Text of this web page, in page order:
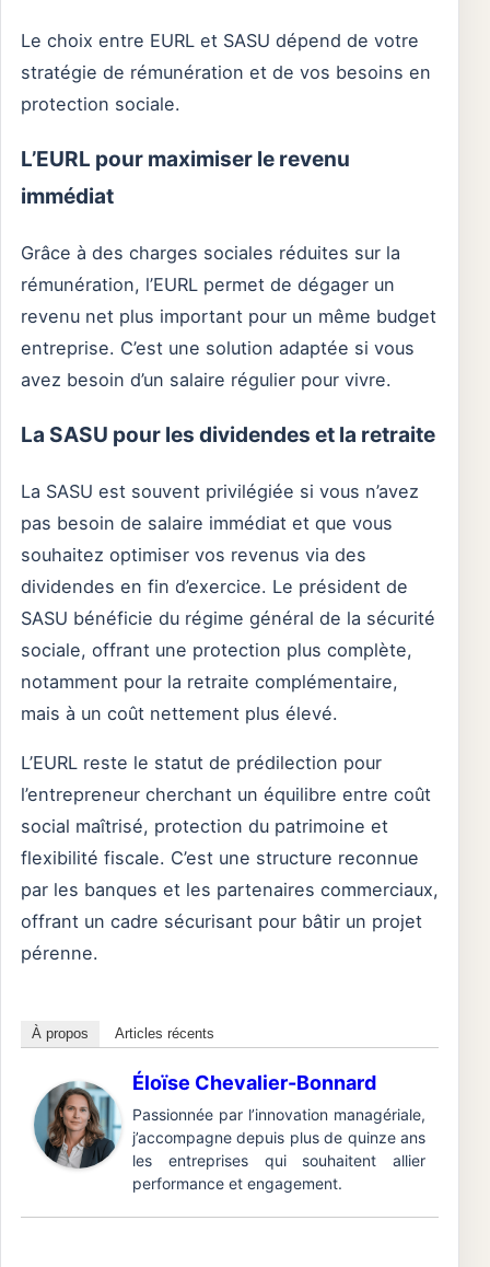
Le choix entre EURL et SASU dépend de votre
stratégie de rémunération et de vos besoins en
protection sociale.
L’EURL pour maximiser le revenu
immédiat
Grâce à des charges sociales réduites sur la
rémunération, l’EURL permet de dégager un
revenu net plus important pour un même budget
entreprise. C’est une solution adaptée si vous
avez besoin d’un salaire régulier pour vivre.
La SASU pour les dividendes et la retraite
La SASU est souvent privilégiée si vous n’avez
pas besoin de salaire immédiat et que vous
souhaitez optimiser vos revenus via des
dividendes en fin d’exercice. Le président de
SASU bénéficie du régime général de la sécurité
sociale, offrant une protection plus complète,
notamment pour la retraite complémentaire,
mais à un coût nettement plus élevé.
L’EURL reste le statut de prédilection pour
l’entrepreneur cherchant un équilibre entre coût
social maîtrisé, protection du patrimoine et
flexibilité fiscale. C’est une structure reconnue
par les banques et les partenaires commerciaux,
offrant un cadre sécurisant pour bâtir un projet
pérenne.
À propos Articles récents
Éloïse Chevalier-Bonnard
Passionnée par l’innovation managériale,
j’accompagne depuis plus de quinze ans
les entreprises qui souhaitent allier
performance et engagement.